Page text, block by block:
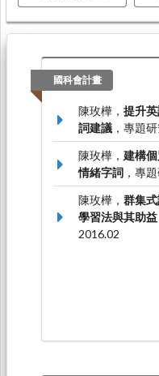
國科會計畫
陳玫樺， 提升
詞建議 ，專題
陳玫樺， 建構
情緒字詞 ，專
陳玫樺， 群集
學習法與其助益
2016.02